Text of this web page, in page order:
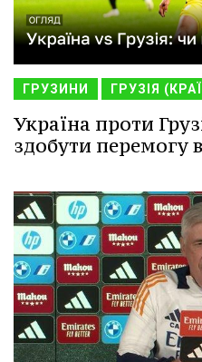
ГРУЗИНИ ГРУЗІЯ
Україна проти
здобути перемогу